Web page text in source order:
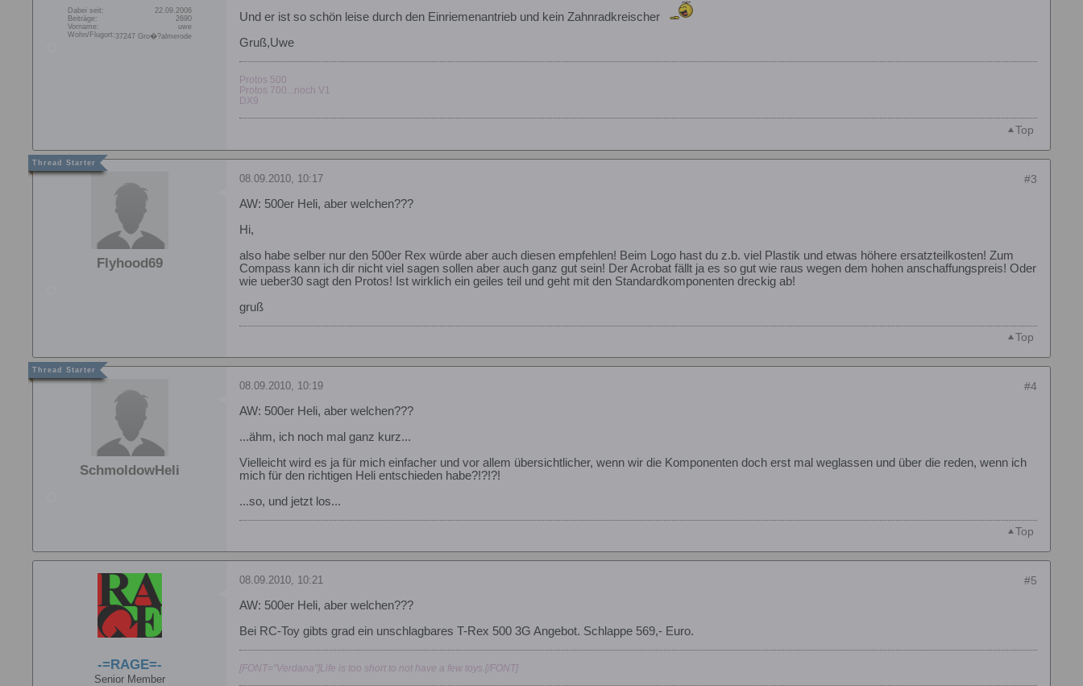
Dabei seit:
22.09.2006
Beiträge:
2690
Vorname:
uwe
Wohn/Flugort:37247 Gro�?almerode
Und er ist so schön leise durch den Einriemenantrieb und kein Zahnradkreischer
Gruß,Uwe
Protos 500
Protos 700...noch V1
DX9
Top
Flyhood69
#3
08.09.2010, 10:17
AW: 500er Heli, aber welchen???
Hi,
also habe selber nur den 500er Rex würde aber auch diesen empfehlen! Beim Logo hast du z.b. viel Plastik und etwas höhere ersatzteilkosten! Zum
Compass kann ich dir nicht viel sagen sollen aber auch ganz gut sein! Der Acrobat fällt ja es so gut wie raus wegen dem hohen anschaffungspreis! Oder
wie ueber30 sagt den Protos! Ist wirklich ein geiles teil und geht mit den Standardkomponenten dreckig ab!
gruß
Top
SchmoldowHeli
#4
08.09.2010, 10:19
AW: 500er Heli, aber welchen???
...ähm, ich noch mal ganz kurz...
Vielleicht wird es ja für mich einfacher und vor allem übersichtlicher, wenn wir die Komponenten doch erst mal weglassen und über die reden, wenn ich
mich für den richtigen Heli entschieden habe?!?!?!
...so, und jetzt los...
Top
-=RAGE=-
Senior Member
#5
08.09.2010, 10:21
AW: 500er Heli, aber welchen???
Bei RC-Toy gibts grad ein unschlagbares T-Rex 500 3G Angebot. Schlappe 569,- Euro.
[FONT="Verdana"]Life is too short to not have a few toys.[/FONT]